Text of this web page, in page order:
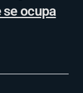
ocupa